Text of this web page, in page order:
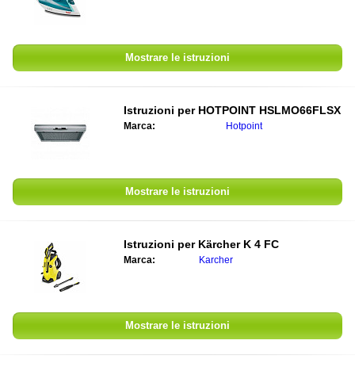
Mostrare le istruzioni
Istruzioni per HOTPOINT HSLMO66FLSX
Marca: Hotpoint
Mostrare le istruzioni
Istruzioni per Kärcher K 4 FC
Marca: Karcher
Mostrare le istruzioni